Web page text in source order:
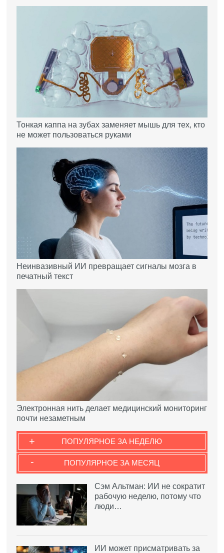
Тонкая каппа на зубах заменяет мышь для тех, кто
не может пользоваться руками
Неинвазивный ИИ превращает сигналы мозга в
печатный текст
Электронная нить делает медицинский мониторинг
почти незаметным
ПОПУЛЯРНОЕ ЗА НЕДЕЛЮ
+
ПОПУЛЯРНОЕ ЗА МЕСЯЦ
-
Сэм Альтман: ИИ не сократит
рабочую неделю, потому что
люди…
ИИ может присматривать за